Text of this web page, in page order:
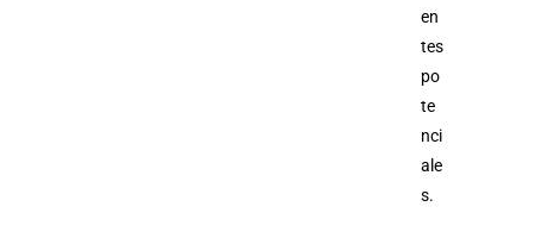
en
tes
po
te
nci
ale
s.